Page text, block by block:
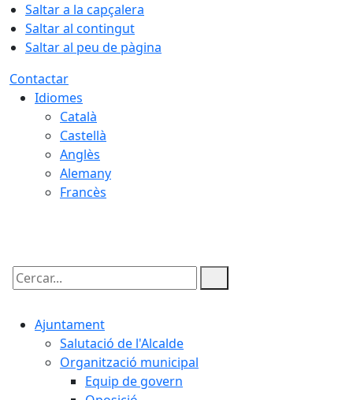
Saltar a la capçalera
Saltar al contingut
Saltar al peu de pàgina
Contactar
Idiomes
Català
Castellà
Anglès
Alemany
Francès
Cercar:
Ajuntament
Salutació de l'Alcalde
Organització municipal
Equip de govern